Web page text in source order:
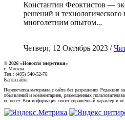
Константин Феоктистов —
решений и технологического
многолетним опытом...
Четверг, 12 Октябрь 2023 /
© 2026 «Новости энеретики»
г. Москва
Тел.: (495) 540-52-76
Карта сайта
Перепечатка материала с сайта без разрешения Редакции
объявлений и комментариев, размещенных
не несет. Вся информация носит справочный характер и